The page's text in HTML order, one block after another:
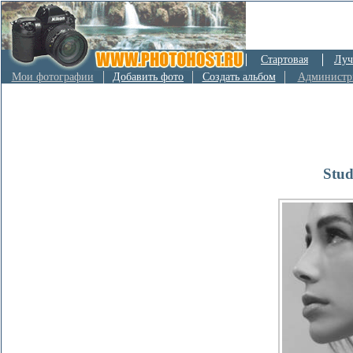
Стартовая
Мои фотографии
Добавить фото Создать альбом